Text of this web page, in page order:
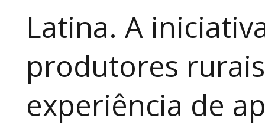
Latina. A
produtores
experiência de